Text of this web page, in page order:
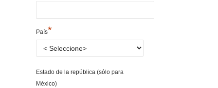
País*
Estado de la república (sólo para
México)